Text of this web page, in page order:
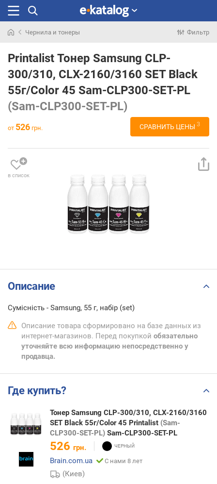
раньше
Чернила и тонеры Фильтр
Printalist Тонер Samsung CLP-
300/310, CLX-2160/3160 SET Black
55г/Сolor 45 Sam-CLP300-SET-PL
(Sam-CLP300-SET-PL)
от 526 грн. СРАВНИТЬ ЦЕНЫ 3
в список
Описание
Сумісність - Samsung, 55 г, набір (set)
Описание товара сформировано на базе данных из
интернет-магазинов. Перед покупкой обязательно
уточняйте всю информацию непосредственно у
продавца.
Где купить?
Тонер Samsung CLP-300/310, CLX-2160/3160
SET Black 55г/Сolor 45 Printalist (Sam-
CLP300-SET-PL) Sam-CLP300-SET-PL
526 грн.
Brain.com.ua
С нами 8 лет
(Киев)